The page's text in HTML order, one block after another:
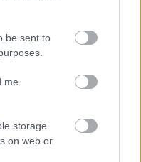
be sent to
me
storage
on web or